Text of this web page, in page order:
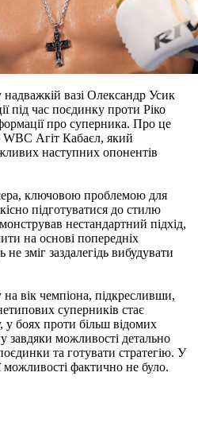
вазі Олександр Усик
під час поєдинку проти Ріко
про суперника. Про це
Агіт Кабаєл, який
наступних опонентів
ключовою проблемою для
підготуватися до стилю
нестандартний підхід,
на основі попередніх
зміг заздалегідь вибудувати
вік чемпіона, підкресливши,
суперників стає
боях проти більш відомих
завдяки можливості детально
та готувати стратегію. У
фактично не було.